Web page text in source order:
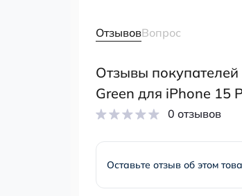
ОтзывовВопрос
Отзывы
Green для iPhone 15
0 отзывов
Оставьте отзыв об этом